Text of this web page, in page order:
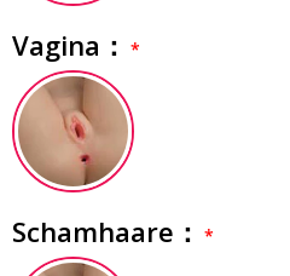
Vagina：
Schamhaare：